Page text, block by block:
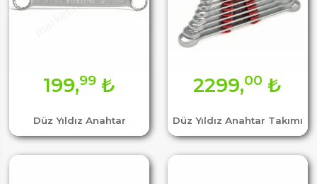
Düz Yıldız Anahtar
199,99 ₺
Düz Yıldız Anahtar Takımı
2299,00 ₺